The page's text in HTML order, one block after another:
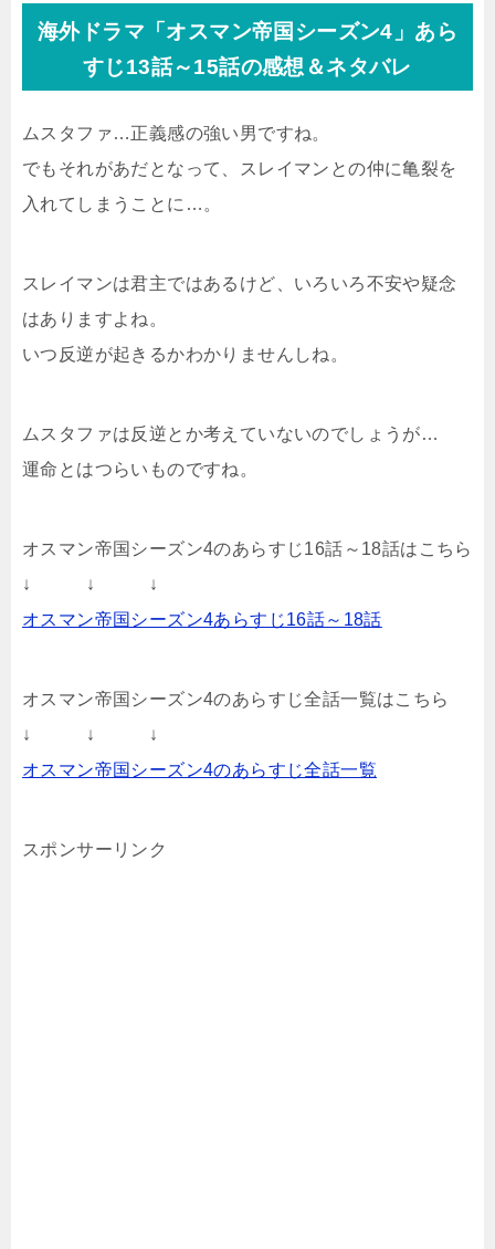
海外ドラマ「オスマン帝国シーズン4」あら
すじ13話～15話の感想＆ネタバレ
ムスタファ…正義感の強い男ですね。
でもそれがあだとなって、スレイマンとの仲に亀裂を
入れてしまうことに…。
スレイマンは君主ではあるけど、いろいろ不安や疑念
はありますよね。
いつ反逆が起きるかわかりませんしね。
ムスタファは反逆とか考えていないのでしょうが…
運命とはつらいものですね。
オスマン帝国シーズン4のあらすじ16話～18話はこちら
↓ ↓ ↓
オスマン帝国シーズン4あらすじ16話～18話
オスマン帝国シーズン4のあらすじ全話一覧はこちら
↓ ↓ ↓
オスマン帝国シーズン4のあらすじ全話一覧
スポンサーリンク